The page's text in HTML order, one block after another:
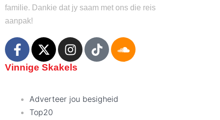
familie. Dankie dat jy saam met ons die reis
aanpak!
Vinnige Skakels
Adverteer jou besigheid
Top20